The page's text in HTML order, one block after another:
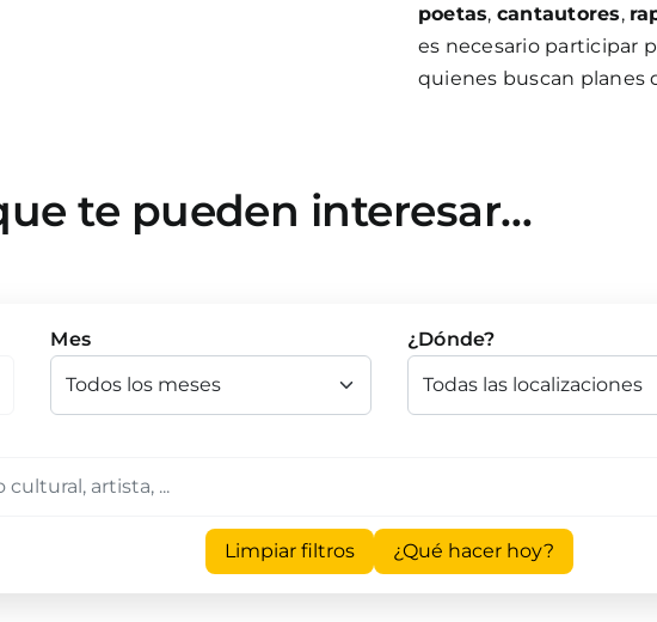
poetas, cantautores,
es necesario participar
quienes buscan planes
te pueden interesar…
Mes ¿Dónde?
Limpiar filtros ¿Qué hacer hoy?